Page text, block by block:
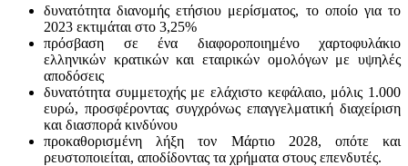
δυνατότητα διανομής ετήσιου μερίσματος, το οποίο για το
2023 εκτιμάται στο 3,25%
πρόσβαση σε ένα διαφοροποιημένο χαρτοφυλάκιο
ελληνικών κρατικών και εταιρικών ομολόγων με υψηλές
αποδόσεις
δυνατότητα συμμετοχής με ελάχιστο κεφάλαιο, μόλις 1.000
ευρώ, προσφέροντας συγχρόνως επαγγελματική διαχείριση
και διασπορά κινδύνου
προκαθορισμένη λήξη τον Μάρτιο 2028, οπότε και
ρευστοποιείται, αποδίδοντας τα χρήματα στους επενδυτές.